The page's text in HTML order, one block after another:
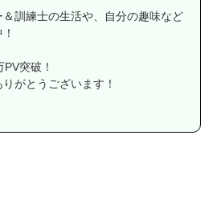
＆訓練士の生活や、自分の趣味など
PV突破！
がとうございます！